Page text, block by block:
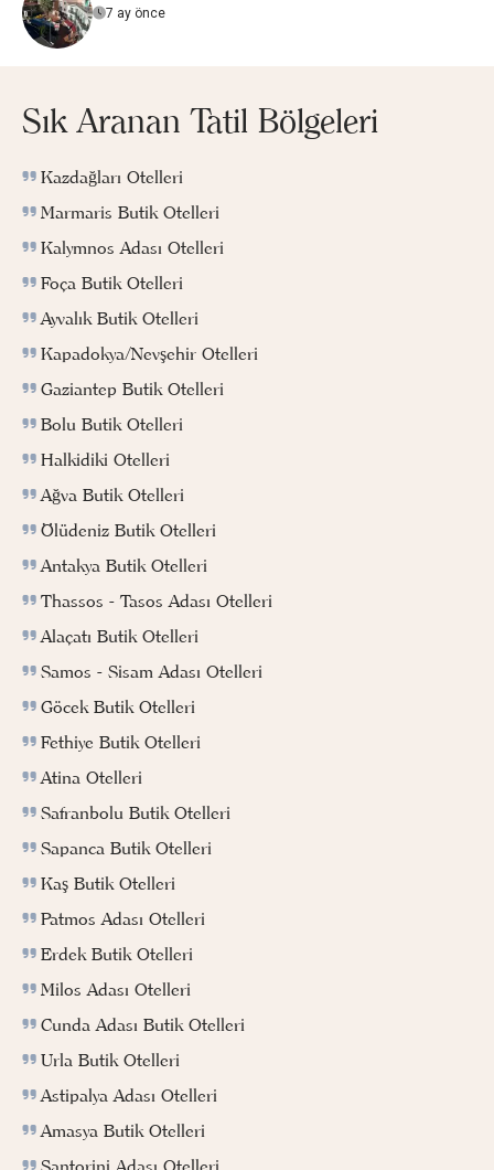
7 ay önce
Sık Aranan Tatil Bölgeleri
Kazdağları Otelleri
Marmaris Butik Otelleri
Kalymnos Adası Otelleri
Foça Butik Otelleri
Ayvalık Butik Otelleri
Kapadokya/Nevşehir Otelleri
Gaziantep Butik Otelleri
Bolu Butik Otelleri
Halkidiki Otelleri
Ağva Butik Otelleri
Ölüdeniz Butik Otelleri
Antakya Butik Otelleri
Thassos - Tasos Adası Otelleri
Alaçatı Butik Otelleri
Samos - Sisam Adası Otelleri
Göcek Butik Otelleri
Fethiye Butik Otelleri
Atina Otelleri
Safranbolu Butik Otelleri
Sapanca Butik Otelleri
Kaş Butik Otelleri
Patmos Adası Otelleri
Erdek Butik Otelleri
Milos Adası Otelleri
Cunda Adası Butik Otelleri
Urla Butik Otelleri
Astipalya Adası Otelleri
Amasya Butik Otelleri
Santorini Adası Otelleri